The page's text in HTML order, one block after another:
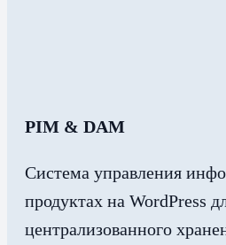
PIM & DAM
Система управления
продуктах на WordPress
централизованного